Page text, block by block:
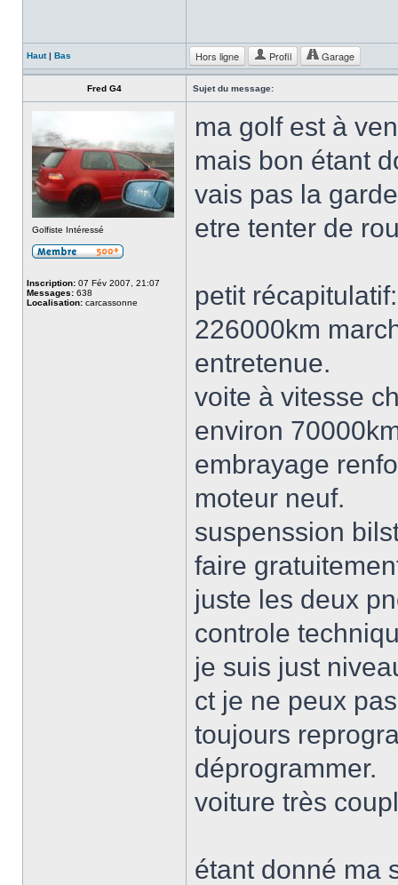
Haut| Bas Hors ligne Profil Garage
Fred G4 Sujet du message:
Golfiste Intéressé
Inscription: 07 Fév 2007, 21:07
Messages: 638
Localisation: carcassonne
ma golf est à
mais bon étant
vais pas la
etre tenter de
petit récapitulatif:
226000km
entretenue.
voite à vitesse
environ
embrayage
moteur neuf.
suspenssion
faire
juste les deux
controle
je suis just
ct je ne peux
toujours
déprogrammer.
voiture très
étant donné ma